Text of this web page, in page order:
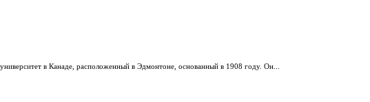
в Канаде, расположенный в Эдмонтоне, основанный в 1908 году. Он...